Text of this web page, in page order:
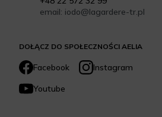
DOŁĄCZ DO SPOŁECZNOŚCI AELIA
Facebook
Instagram
Youtube
email: iodo@lagardere-tr.pl